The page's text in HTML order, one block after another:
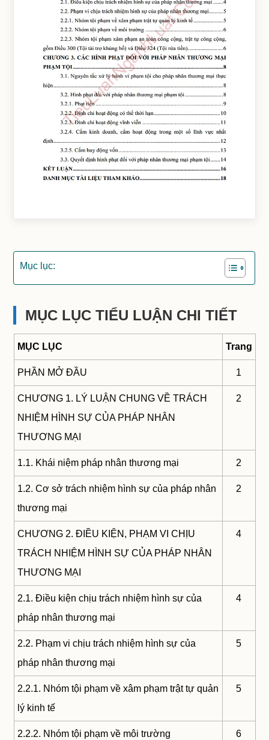
Mục lục:
MỤC LỤC TIỂU LUẬN CHI TIẾT
MỤC LỤC Trang
PHẦN MỞ ĐẦU 1
CHƯƠNG 1. LÝ LUẬN CHUNG VỀ TRÁCH
NHIỆM HÌNH SỰ CỦA PHÁP NHÂN
THƯƠNG MẠI
2
1.1. Khái niệm pháp nhân thương mại 2
1.2. Cơ sở trách nhiệm hình sự của pháp nhân
thương mại
2
CHƯƠNG 2. ĐIỀU KIỆN, PHẠM VI CHỊU
TRÁCH NHIỆM HÌNH SỰ CỦA PHÁP NHÂN
THƯƠNG MẠI
4
2.1. Điều kiện chịu trách nhiệm hình sự của
pháp nhân thương mại
4
2.2. Phạm vi chịu trách nhiệm hình sự của
pháp nhân thương mại
5
2.2.1. Nhóm tội phạm về xâm phạm trật tự quản
lý kinh tế
5
2.2.2. Nhóm tội phạm về môi trường 6